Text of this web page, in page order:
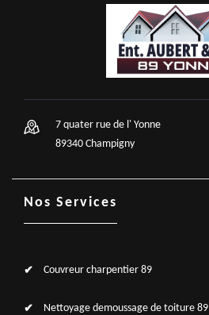
7 quater rue de l' Yonne
89340 Champigny
Nos Services
Couvreur charpentier 89
Nettoyage demoussage de toiture 89